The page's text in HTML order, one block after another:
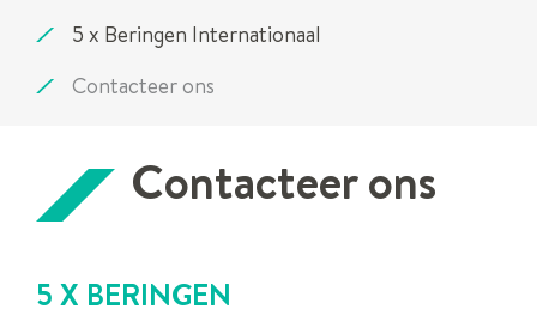
5 x Beringen Internationaal
Contacteer ons
Contacteer ons
5 X BERINGEN